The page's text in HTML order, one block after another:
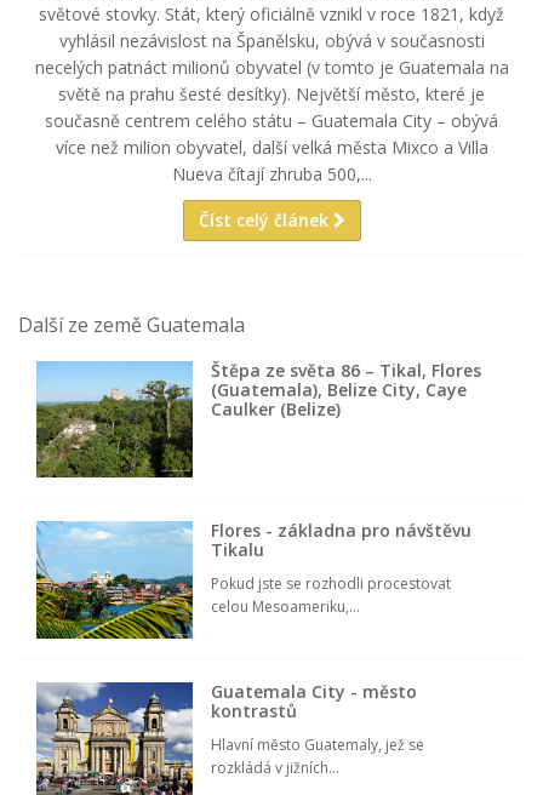
světové stovky. Stát, který oficiálně vznikl v roce 1821, když
vyhlásil nezávislost na Španělsku, obývá v současnosti
necelých patnáct milionů obyvatel (v tomto je Guatemala na
světě na prahu šesté desítky). Největší město, které je
současně centrem celého státu – Guatemala City – obývá
více než milion obyvatel, další velká města Mixco a Villa
Nueva čítají zhruba 500,...
Číst celý článek
Další ze země Guatemala
Štěpa ze světa 86 – Tikal, Flores
(Guatemala), Belize City, Caye
Caulker (Belize)
Flores - základna pro návštěvu
Tikalu
Pokud jste se rozhodli procestovat
celou Mesoameriku,...
Guatemala City - město
kontrastů
Hlavní město Guatemaly, jež se
rozkládá v jižních...